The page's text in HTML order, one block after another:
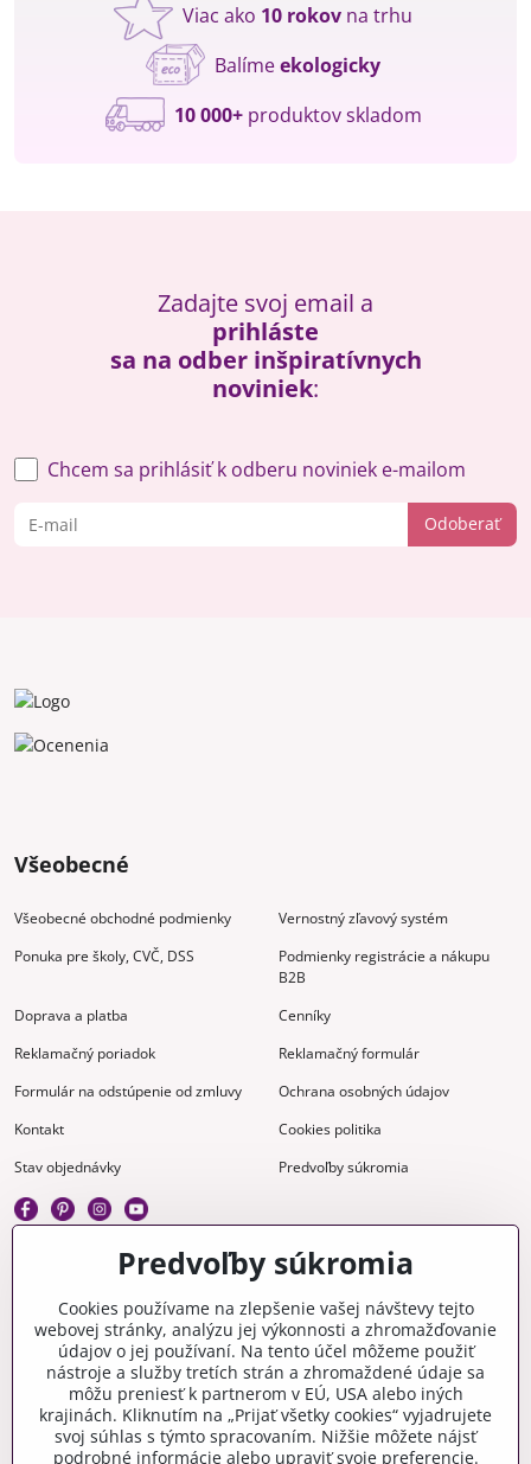
Viac ako 10 rokov na trhu
Balímeekologicky
10 000+produktov skladom
Zadajte svoj email a
prihláste
sa na odber inšpiratívnych
noviniek:
Odoberať
Chcem sa prihlásiť k odberu noviniek e-mailom
Všeobecné
Všeobecné obchodné podmienky
Vernostný zľavový systém
Ponuka pre školy, CVČ, DSS
Podmienky registrácie a nákupu
B2B
Doprava a platba
Cenníky
Reklamačný poriadok
Reklamačný formulár
Formulár na odstúpenie od zmluvy
Ochrana osobných údajov
Kontakt
Cookies politika
Stav objednávky
Predvoľby súkromia
Gravírovanie
Materiály na stiahnutie
Videonávody
Blog
Kreatívna poradňa
Predvoľby súkromia
Cookies používame na zlepšenie vašej návštevy tejto
webovej stránky, analýzu jej výkonnosti a zhromažďovanie
údajov o jej používaní. Na tento účel môžeme použiť
nástroje a služby tretích strán a zhromaždené údaje sa
môžu preniesť k partnerom v EÚ, USA alebo iných
krajinách. Kliknutím na „Prijať všetky cookies“ vyjadrujete
svoj súhlas s týmto spracovaním. Nižšie môžete nájsť
podrobné informácie alebo upraviť svoje preferencie.